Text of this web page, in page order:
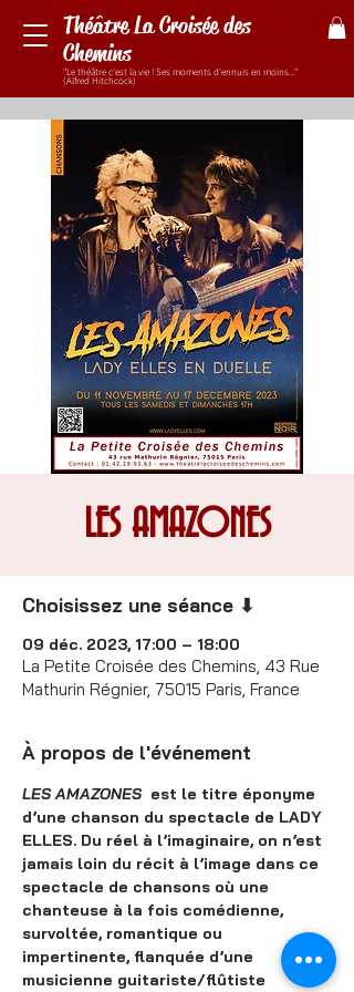
Théâtre La Croisée des
Chemins
"Le théâtre c'est la vie ! Ses moments d'ennuis en moins..."
(Alfred Hitchcock)
LES AMAZONES
Choisissez une séance ⬇
09 déc. 2023, 17:00 – 18:00
La Petite Croisée des Chemins, 43 Rue
Mathurin Régnier, 75015 Paris, France
À propos de l'événement
LES AMAZONES est le titre éponyme
d’une chanson du spectacle de LADY
ELLES. Du réel à l’imaginaire, on n’est
jamais loin du récit à l’image dans ce
spectacle de chansons où une
chanteuse à la fois comédienne,
survoltée, romantique ou
impertinente, flanquée d’une
musicienne guitariste/flûtiste